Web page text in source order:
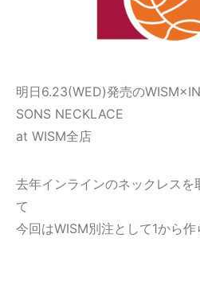
明日6.23(WED)発売の
SONS NECKLACE
at WISM全店
去年インラインのネックレスを
て
今回はWISM別注として1から作